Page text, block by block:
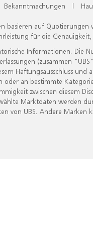
Bekanntmachungen |
basieren auf
für die
Informationen. Die
(zusammen
Haftungsausschluss
oder an bestimmte
zwischen diesem
Marktdaten werden
von UBS. Andere Marken